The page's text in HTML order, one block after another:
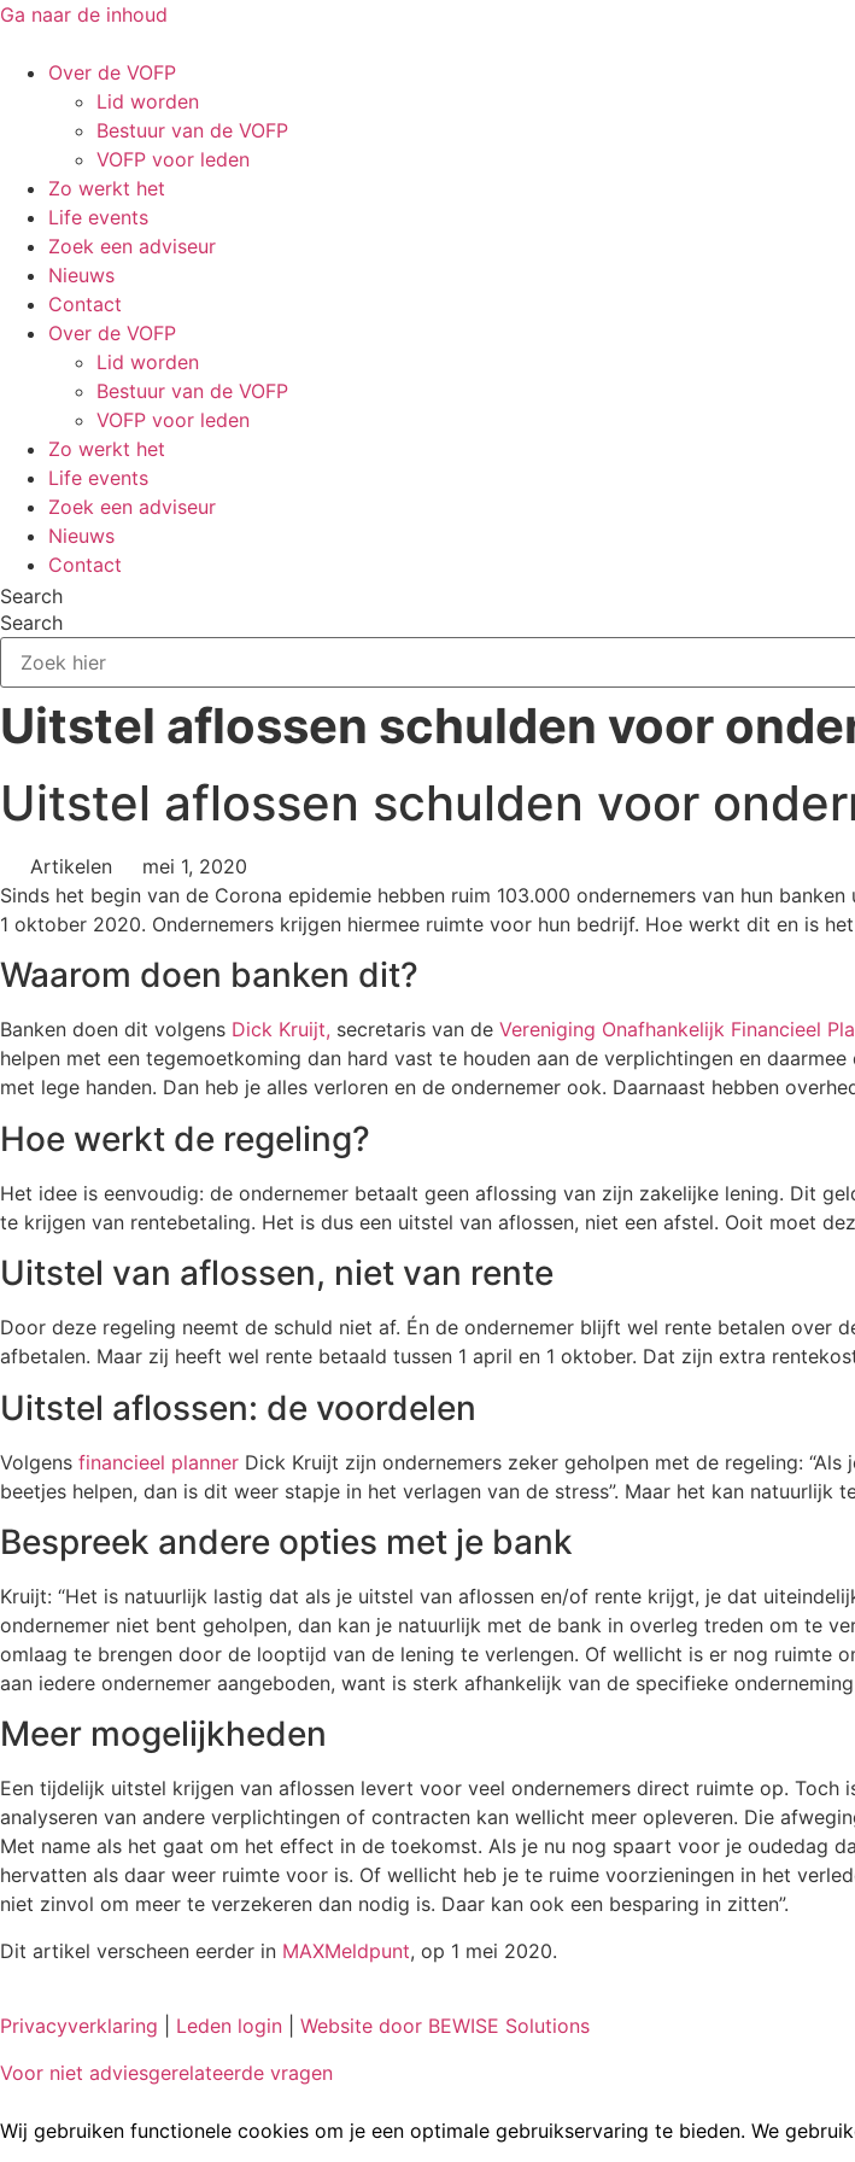
Ga naar de inhoud
Over de VOFP
Lid worden
Bestuur van de VOFP
VOFP voor leden
Zo werkt het
Life events
Zoek een adviseur
Nieuws
Contact
Over de VOFP
Lid worden
Bestuur van de VOFP
VOFP voor leden
Zo werkt het
Life events
Zoek een adviseur
Nieuws
Contact
Search
Search
Uitstel aflossen schulden voor
Uitstel aflossen schulden voor
Artikelen
mei 1, 2020
Sinds het begin van de Corona epidemie hebben ruim 103.000 ondernemers van hun
1 oktober 2020. Ondernemers krijgen hiermee ruimte voor hun bedrijf. Hoe werkt dit en is
Waarom doen banken dit?
Banken doen dit volgens Dick Kruijt, secretaris van de Vereniging Onafhankelijk Financieel
helpen met een tegemoetkoming dan hard vast te houden aan de verplichtingen en
met lege handen. Dan heb je alles verloren en de ondernemer ook. Daarnaast hebben
Hoe werkt de regeling?
Het idee is eenvoudig: de ondernemer betaalt geen aflossing van zijn zakelijke lening. Dit
te krijgen van rentebetaling. Het is dus een uitstel van aflossen, niet een afstel. Ooit moet
Uitstel van aflossen, niet van rente
Door deze regeling neemt de schuld niet af. Én de ondernemer blijft wel rente betalen over
afbetalen. Maar zij heeft wel rente betaald tussen 1 april en 1 oktober. Dat zijn extra
Uitstel aflossen: de voordelen
Volgens financieel planner Dick Kruijt zijn ondernemers zeker geholpen met de regeling:
beetjes helpen, dan is dit weer stapje in het verlagen van de stress”. Maar het kan natuurlijk
Bespreek andere opties met je bank
Kruijt: “Het is natuurlijk lastig dat als je uitstel van aflossen en/of rente krijgt, je dat
ondernemer niet bent geholpen, dan kan je natuurlijk met de bank in overleg treden om te
omlaag te brengen door de looptijd van de lening te verlengen. Of wellicht is er nog ruimte
aan iedere ondernemer aangeboden, want is sterk afhankelijk van de specifieke onderneming
Meer mogelijkheden
Een tijdelijk uitstel krijgen van aflossen levert voor veel ondernemers direct ruimte op.
analyseren van andere verplichtingen of contracten kan wellicht meer opleveren. Die
Met name als het gaat om het effect in de toekomst. Als je nu nog spaart voor je oudedag
hervatten als daar weer ruimte voor is. Of wellicht heb je te ruime voorzieningen in het
niet zinvol om meer te verzekeren dan nodig is. Daar kan ook een besparing in zitten”.
Dit artikel verscheen eerder in MAXMeldpunt, op 1 mei 2020.
Privacyverklaring Leden login
Website door BEWISE Solutions
Voor niet adviesgerelateerde vragen
Wij gebruiken functionele cookies om je een optimale gebruikservaring te bieden. We